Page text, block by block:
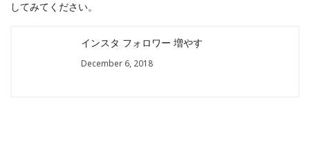
してみてください。
インスタ フォロワー 増やす
December 6, 2018